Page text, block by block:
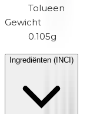
Tolueen
Gewicht
0.105g
Ingrediënten (INCI)